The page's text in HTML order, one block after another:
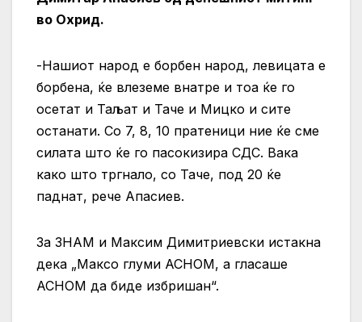
во Охрид.
-Нашиот народ е борбен народ, левицата е
борбена, ќе влеземе внатре и тоа ќе го
осетат и Таљат и Таче и Мицко и сите
останати. Со 7, 8, 10 пратеници ние ќе сме
силата што ќе го пасокизира СДС. Вака
како што тргнало, со Таче, под 20 ќе
паднат, рече Апасиев.
За ЗНАМ и Максим Димитриевски истакна
дека „Максо глуми АСНОМ, а гласаше
АСНОМ да биде избришан“.